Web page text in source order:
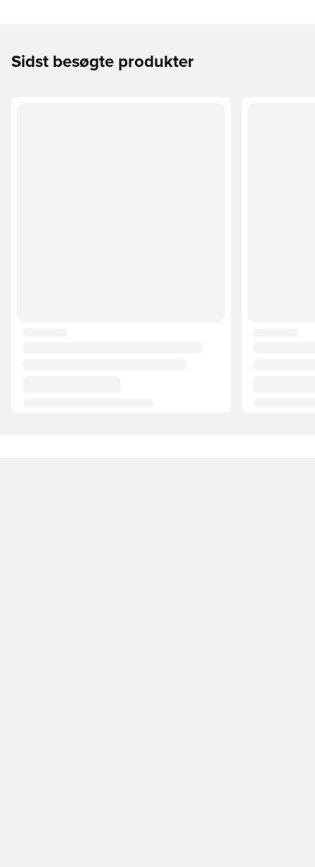
Sidst besøgte produkter